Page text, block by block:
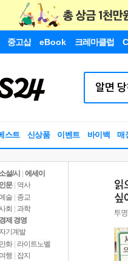
중고샵 eBook 크레마클럽
스트 신상품 이벤트 바이백 매
소설/시
에세이
인문
역사
술 | 종교
사회 | 과학
경제 경영
자기계발
만화 | 라이트노벨
여행
잡지